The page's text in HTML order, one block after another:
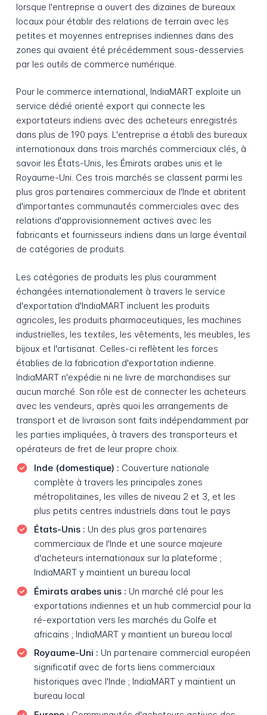
lorsque l'entreprise a ouvert des dizaines de bureaux
locaux pour établir des relations de terrain avec les
petites et moyennes entreprises indiennes dans des
zones qui avaient été précédemment sous-desservies
par les outils de commerce numérique.
Pour le commerce international, IndiaMART exploite un
service dédié orienté export qui connecte les
exportateurs indiens avec des acheteurs enregistrés
dans plus de 190 pays. L'entreprise a établi des bureaux
internationaux dans trois marchés commerciaux clés, à
savoir les États-Unis, les Émirats arabes unis et le
Royaume-Uni. Ces trois marchés se classent parmi les
plus gros partenaires commerciaux de l'Inde et abritent
d'importantes communautés commerciales avec des
relations d'approvisionnement actives avec les
fabricants et fournisseurs indiens dans un large éventail
de catégories de produits.
Les catégories de produits les plus couramment
échangées internationalement à travers le service
d'exportation d'IndiaMART incluent les produits
agricoles, les produits pharmaceutiques, les machines
industrielles, les textiles, les vêtements, les meubles, les
bijoux et l'artisanat. Celles-ci reflètent les forces
établies de la fabrication d'exportation indienne.
IndiaMART n'expédie ni ne livre de marchandises sur
aucun marché. Son rôle est de connecter les acheteurs
avec les vendeurs, après quoi les arrangements de
transport et de livraison sont faits indépendamment par
les parties impliquées, à travers des transporteurs et
opérateurs de fret de leur propre choix.
Inde (domestique) : Couverture nationale
complète à travers les principales zones
métropolitaines, les villes de niveau 2 et 3, et les
plus petits centres industriels dans tout le pays
États-Unis : Un des plus gros partenaires
commerciaux de l'Inde et une source majeure
d'acheteurs internationaux sur la plateforme ;
IndiaMART y maintient un bureau local
Émirats arabes unis : Un marché clé pour les
exportations indiennes et un hub commercial pour la
ré-exportation vers les marchés du Golfe et
africains ; IndiaMART y maintient un bureau local
Royaume-Uni : Un partenaire commercial européen
significatif avec de forts liens commerciaux
historiques avec l'Inde ; IndiaMART y maintient un
bureau local